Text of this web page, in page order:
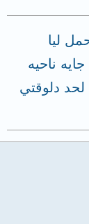
ليا
ناحيه
دلوقتي